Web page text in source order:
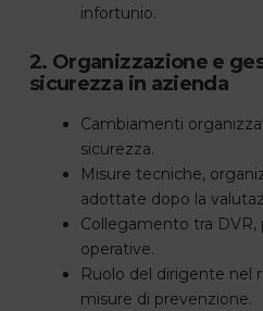
infortunio.
2. Organizzazione e
sicurezza in azienda
Cambiamenti
sicurezza.
Misure tecniche,
adottate dopo la
Collegamento tra
operative.
Ruolo del dirigente nel
misure di prevenzione.